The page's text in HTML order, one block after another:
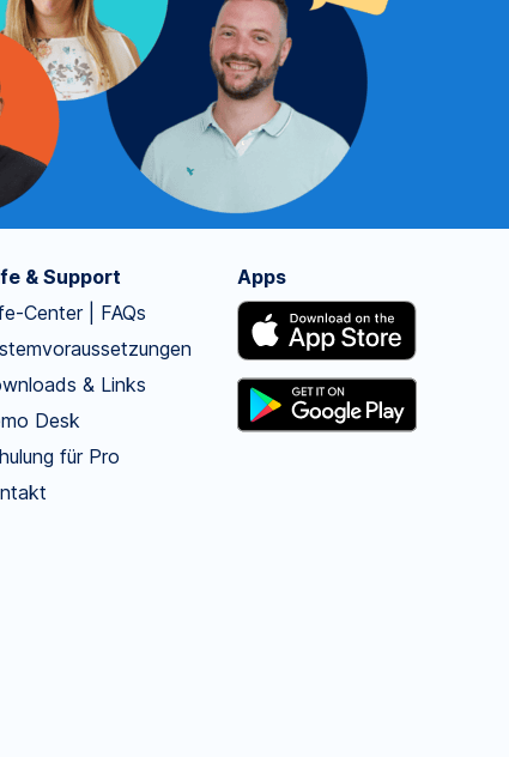
& Support
Center | FAQs
& Links
Desk
für Pro
Apps